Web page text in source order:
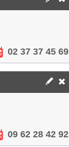
02 37 37 45 69
09 62 28 42 92